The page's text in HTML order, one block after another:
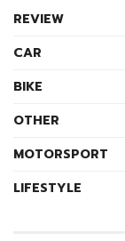
REVIEW
CAR
BIKE
OTHER
MOTORSPORT
LIFESTYLE